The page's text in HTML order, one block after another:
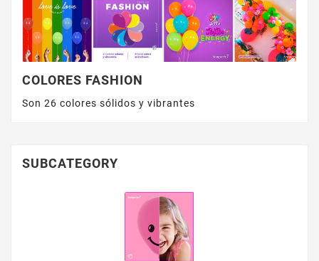
COLORES FASHION
Son 26 colores sólidos y vibrantes
SUBCATEGORY